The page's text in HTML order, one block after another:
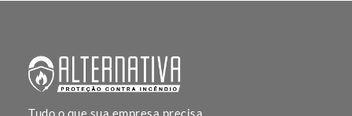
Tudo o que sua empresa precisa